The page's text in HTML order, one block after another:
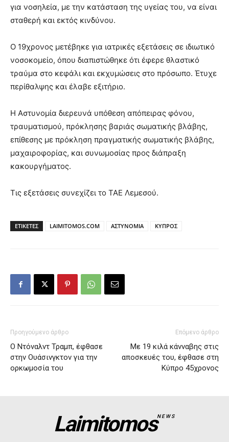
για νοσηλεία, με την κατάσταση της υγείας του, να είναι
σταθερή και εκτός κινδύνου.
Ο 19χρονος μετέβηκε για ιατρικές εξετάσεις σε ιδιωτικό
νοσοκομείο, όπου διαπιστώθηκε ότι έφερε θλαστικό
τραύμα στο κεφάλι και εκχυμώσεις στο πρόσωπο. Έτυχε
περίθαλψης και έλαβε εξιτήριο.
Η Αστυνομία διερευνά υπόθεση απόπειρας φόνου,
τραυματισμού, πρόκλησης βαριάς σωματικής βλάβης,
επίθεσης με πρόκληση πραγματικής σωματικής βλάβης,
μαχαιροφορίας, και συνωμοσίας προς διάπραξη
κακουργήματος.
Τις εξετάσεις συνεχίζει το ΤΑΕ Λεμεσού.
ΕΤΙΚΕΤΕΣ LAIMITOMOS.COM ΑΣΤΥΝΟΜΙΑ ΚΥΠΡΟΣ
Προηγούμενο άρθρο
Ο Ντόναλντ Τραμπ, έφθασε
στην Ουάσινγκτον για την
ορκωμοσία του
Επόμενο άρθρο
Με 19 κιλά κάνναβης στις
αποσκευές του, έφθασε στη
Κύπρο 45χρονος
LaimitomosNEWS